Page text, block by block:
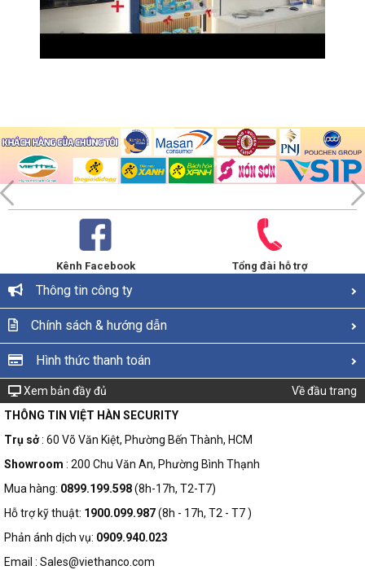
Kênh Facebook Tổng đài hỗ trợ
Thông tin công ty
Chính sách & hướng dẫn
Hình thức thanh toán
Xem bản đầy đủ
Về đầu trang
THÔNG TIN VIỆT HÀN SECURITY
Trụ sở: 60 Võ Văn Kiệt, Phường Bến Thành, HCM
Showroom : 200 Chu Văn An, Phường Bình Thạnh
Mua hàng: 0899.199.598(8h-17h, T2-T7)
Hỗ trợ kỹ thuật: 1900.099.987(8h - 17h, T2 - T7 )
Phản ánh dịch vụ: 0909.940.023
Email : Sales@viethanco.com